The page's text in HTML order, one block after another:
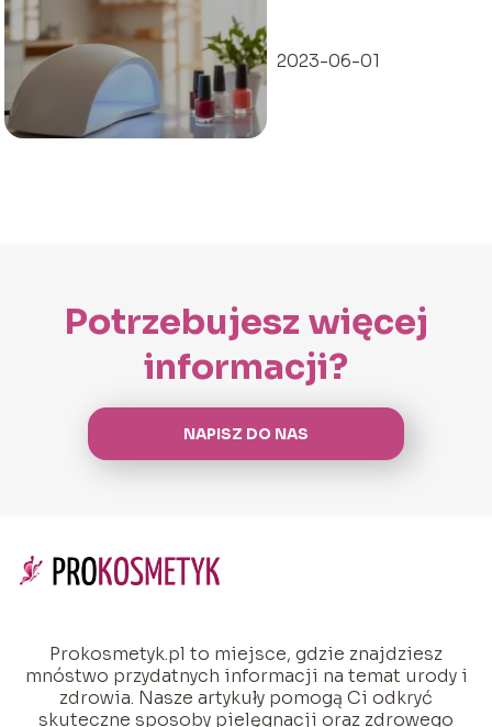
2023-06-01
Potrzebujesz więcej
informacji?
NAPISZ DO NAS
Prokosmetyk.pl to miejsce, gdzie znajdziesz
mnóstwo przydatnych informacji na temat urody i
zdrowia. Nasze artykuły pomogą Ci odkryć
skuteczne sposoby pielęgnacji oraz zdrowego